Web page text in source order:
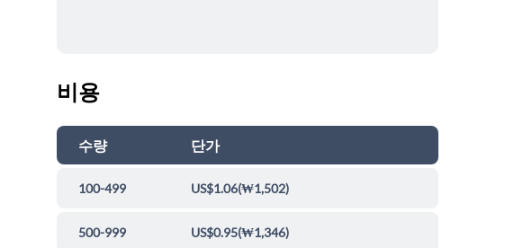
비용
수량 단가
100-499 US$1.06(₩1,502)
500-999 US$0.95(₩1,346)